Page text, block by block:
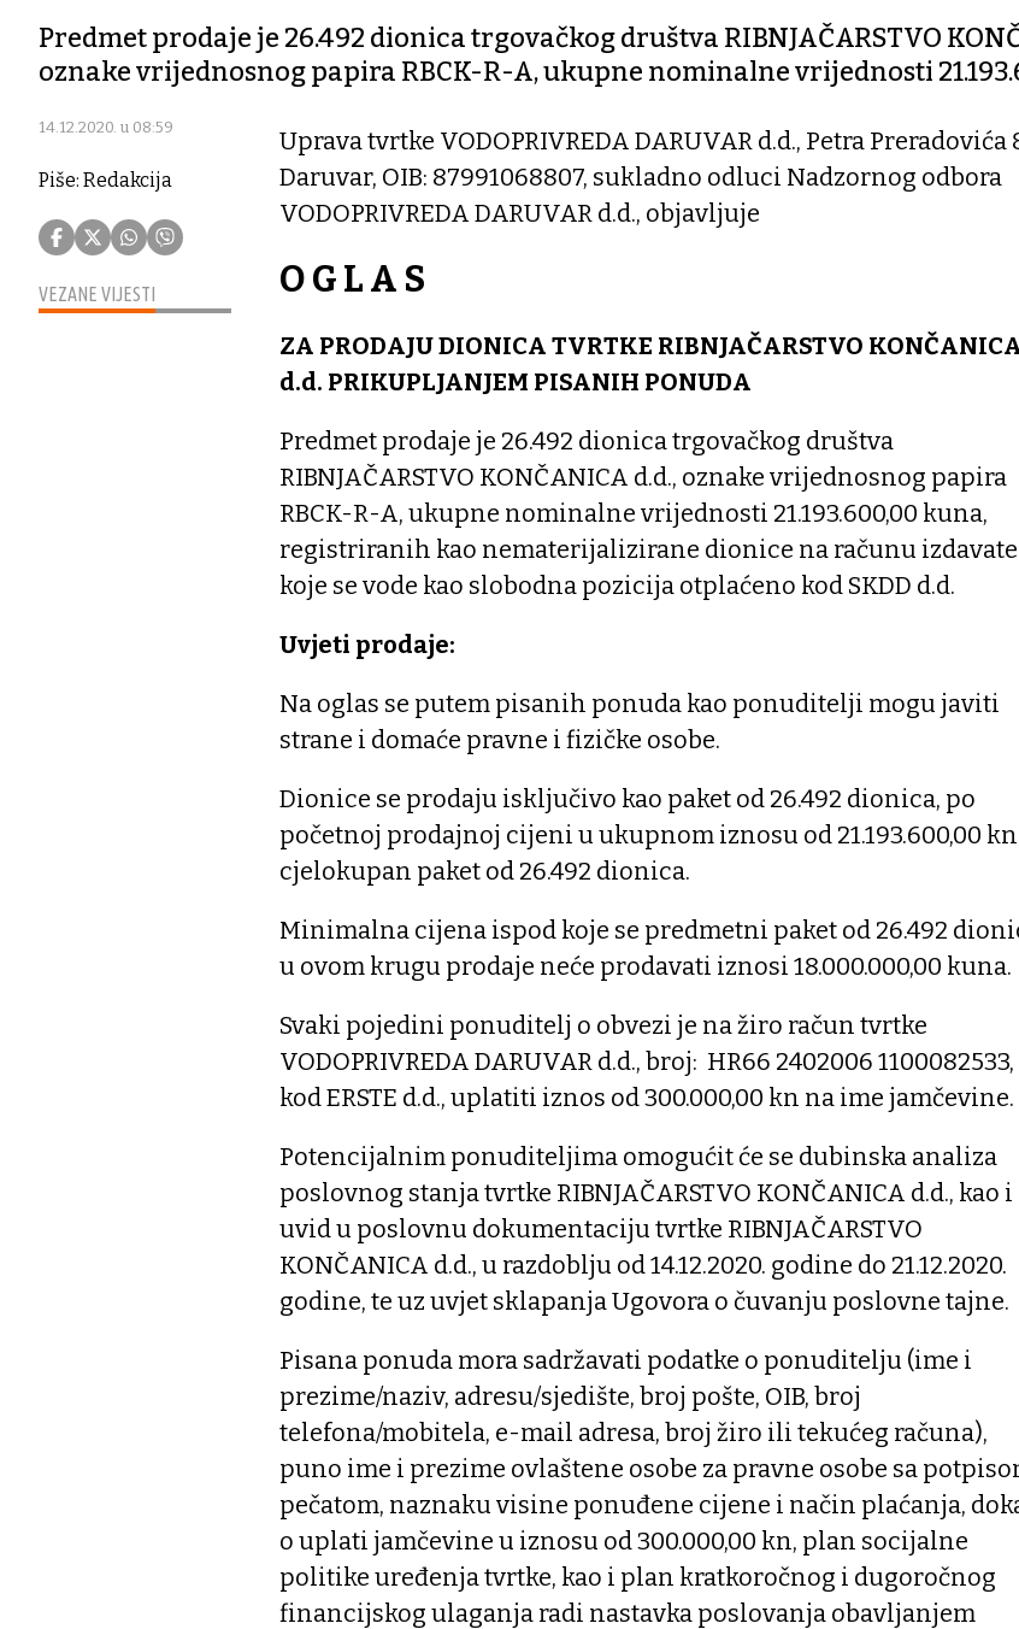
Predmet prodaje je 26.492 dionica trgovačkog društva RIBNJAČARSTVO
oznake vrijednosnog papira RBCK-R-A, ukupne nominalne vrijednosti
14.12.2020. u 08:59
Piše: Redakcija
VEZANE VIJESTI
Uprava tvrtke VODOPRIVREDA DARUVAR d.d., Petra Preradovića
Daruvar, OIB: 87991068807, sukladno odluci Nadzornog odbora
VODOPRIVREDA DARUVAR d.d., objavljuje
O G L A S
ZA PRODAJU DIONICA TVRTKE RIBNJAČARSTVO
d.d. PRIKUPLJANJEM PISANIH PONUDA
Predmet prodaje je 26.492 dionica trgovačkog društva
RIBNJAČARSTVO KONČANICA d.d., oznake vrijednosnog papira
RBCK-R-A, ukupne nominalne vrijednosti 21.193.600,00 kuna,
registriranih kao nematerijalizirane dionice na računu
koje se vode kao slobodna pozicija otplaćeno kod SKDD d.d.
Uvjeti prodaje:
Na oglas se putem pisanih ponuda kao ponuditelji mogu javiti
strane i domaće pravne i fizičke osobe.
Dionice se prodaju isključivo kao paket od 26.492 dionica, po
početnoj prodajnoj cijeni u ukupnom iznosu od 21.193.600,00 kn
cjelokupan paket od 26.492 dionica.
Minimalna cijena ispod koje se predmetni paket od 26.492
u ovom krugu prodaje neće prodavati iznosi 18.000.000,00 kuna.
Svaki pojedini ponuditelj o obvezi je na žiro račun tvrtke
VODOPRIVREDA DARUVAR d.d., broj: HR66 2402006 1100082533,
kod ERSTE d.d., uplatiti iznos od 300.000,00 kn na ime jamčevine.
Potencijalnim ponuditeljima omogućit će se dubinska analiza
poslovnog stanja tvrtke RIBNJAČARSTVO KONČANICA d.d., kao i
uvid u poslovnu dokumentaciju tvrtke RIBNJAČARSTVO
KONČANICA d.d., u razdoblju od 14.12.2020. godine do 21.12.2020.
godine, te uz uvjet sklapanja Ugovora o čuvanju poslovne tajne.
Pisana ponuda mora sadržavati podatke o ponuditelju (ime i
prezime/naziv, adresu/sjedište, broj pošte, OIB, broj
telefona/mobitela, e-mail adresa, broj žiro ili tekućeg računa),
puno ime i prezime ovlaštene osobe za pravne osobe sa
pečatom, naznaku visine ponuđene cijene i način plaćanja,
o uplati jamčevine u iznosu od 300.000,00 kn, plan socijalne
politike uređenja tvrtke, kao i plan kratkoročnog i dugoročnog
financijskog ulaganja radi nastavka poslovanja obavljanjem